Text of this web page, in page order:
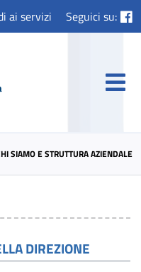
ai servizi Seguici su:
SIAMO E STRUTTURA AZIENDALE
DIREZIONE